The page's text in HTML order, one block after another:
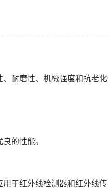
耐磨性、机械强度和抗老
的性能。
于红外线检测器和红外线